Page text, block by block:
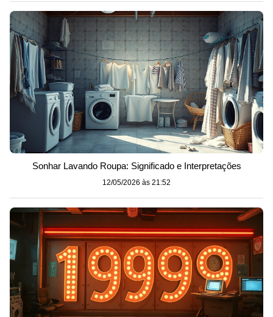
Sonhar Lavando Roupa: Significado e Interpretações
12/05/2026 às 21:52